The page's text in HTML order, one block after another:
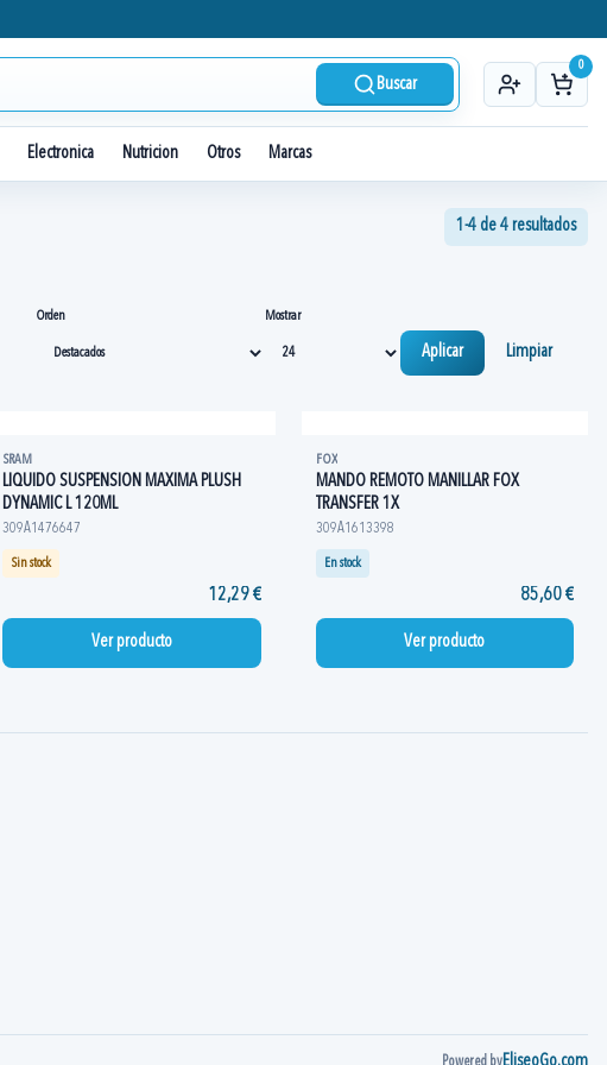
Buscar
0
Electronica Nutricion Otros Marcas
1-4 de 4 resultados
Orden Mostrar
Aplicar Limpiar
SRAM
LIQUIDO SUSPENSION MAXIMA PLUSH
DYNAMIC L 120ML
309A1476647
Sin stock
12,29 €
Ver producto
FOX
MANDO REMOTO MANILLAR FOX
TRANSFER 1X
309A1613398
En stock
85,60 €
Ver producto